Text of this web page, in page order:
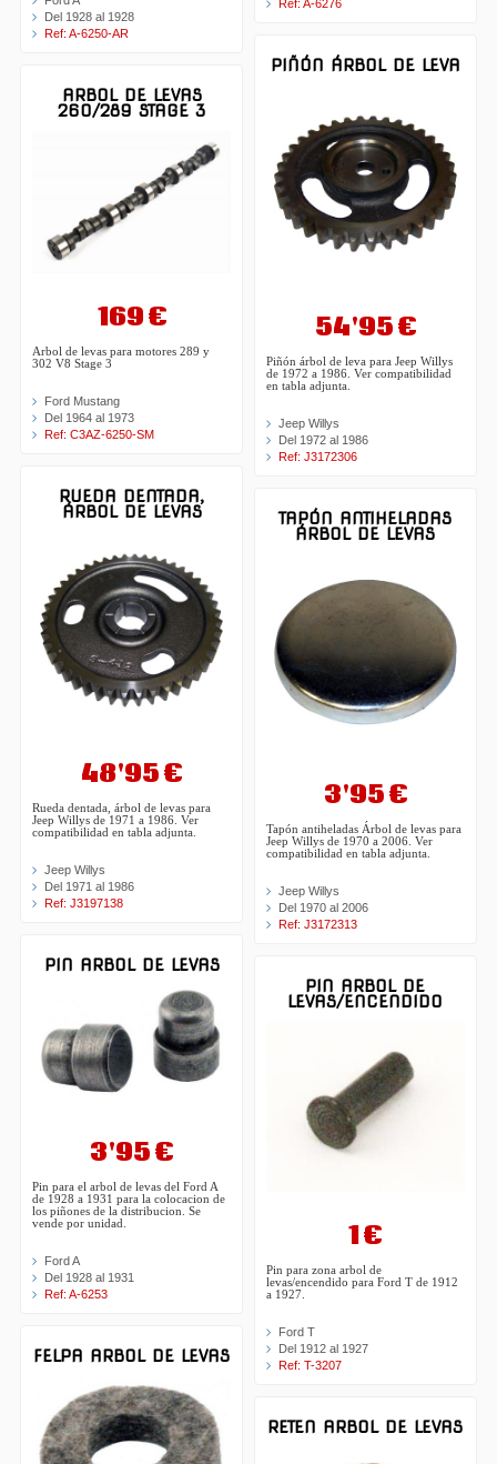
Del 1928 al 1928
Ref: A-6250-AR
ARBOL DE LEVAS
260/289 STAGE 3
169 €
Arbol de levas para motores 289 y
302 V8 Stage 3
Ford Mustang
Del 1964 al 1973
Ref: C3AZ-6250-SM
RUEDA DENTADA,
ÁRBOL DE LEVAS
48'95 €
Rueda dentada, árbol de levas para
Jeep Willys de 1971 a 1986. Ver
compatibilidad en tabla adjunta.
Jeep Willys
Del 1971 al 1986
Ref: J3197138
PIN ARBOL DE LEVAS
3'95 €
Pin para el arbol de levas del Ford A
de 1928 a 1931 para la colocacion de
los piñones de la distribucion. Se
vende por unidad.
Ford A
Del 1928 al 1931
Ref: A-6253
FELPA ARBOL DE LEVAS
Ref: A-6276
PIÑÓN ÁRBOL DE LEVA
54'95 €
Piñón árbol de leva para Jeep Willys
de 1972 a 1986. Ver compatibilidad
en tabla adjunta.
Jeep Willys
Del 1972 al 1986
Ref: J3172306
TAPÓN ANTIHELADAS
ÁRBOL DE LEVAS
3'95 €
Tapón antiheladas Árbol de levas para
Jeep Willys de 1970 a 2006. Ver
compatibilidad en tabla adjunta.
Jeep Willys
Del 1970 al 2006
Ref: J3172313
PIN ARBOL DE
LEVAS/ENCENDIDO
1 €
Pin para zona arbol de
levas/encendido para Ford T de 1912
a 1927.
Ford T
Del 1912 al 1927
Ref: T-3207
RETEN ARBOL DE LEVAS